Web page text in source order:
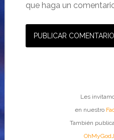
que haga un
Les
en nuestro
También